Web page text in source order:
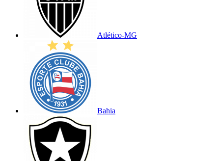
Atlético-MG
Bahia